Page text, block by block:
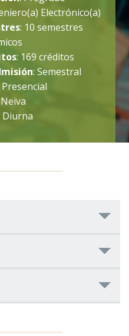
Electrónico(a)
: 10 semestres
: 169 créditos
: Semestral
Presencial
Neiva
Diurna